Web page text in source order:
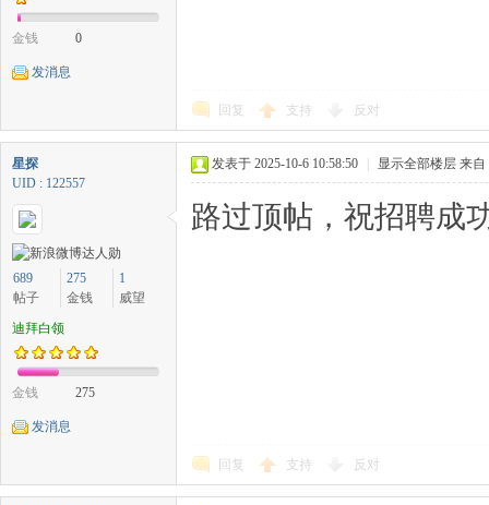
金钱 0
发消息
回复 支持 反对
星探
UID : 122557
689
帖子
275
金钱
1
威望
迪拜白领
金钱 275
发消息
发表于 2025-10-6 10:58:50 显示全部楼层 来自
路过顶帖，祝招聘成
回复 支持 反对